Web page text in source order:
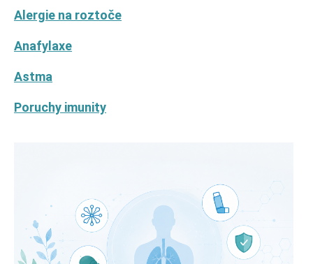
Alergie na roztoče
Anafylaxe
Astma
Poruchy imunity